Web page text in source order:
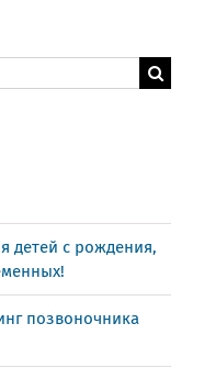
детей с рождения,
позвоночника